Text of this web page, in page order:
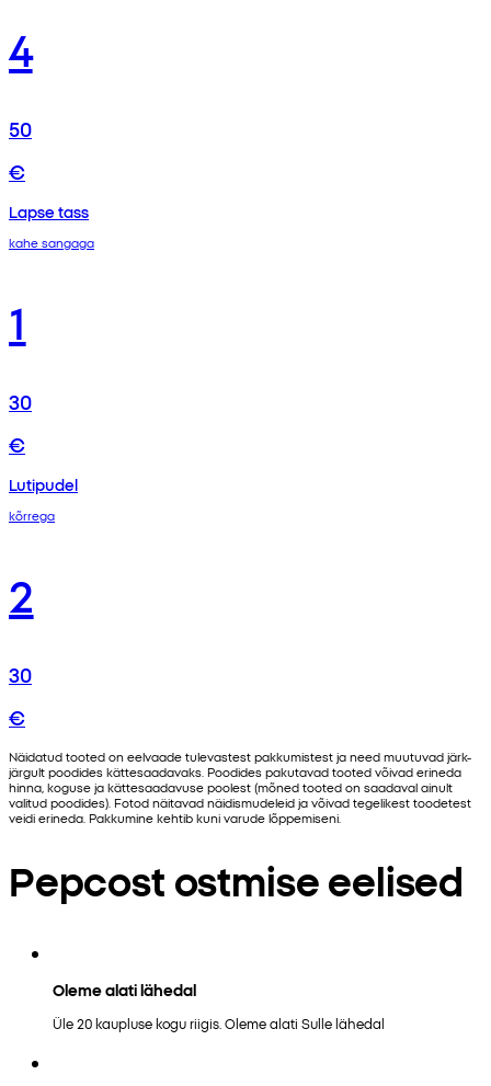
4
50
€
Lapse tass
kahe sangaga
1
30
€
Lutipudel
kõrrega
2
30
€
Näidatud tooted on eelvaade tulevastest pakkumistest ja need muutuvad järk-
järgult poodides kättesaadavaks. Poodides pakutavad tooted võivad erineda
hinna, koguse ja kättesaadavuse poolest (mõned tooted on saadaval ainult
valitud poodides). Fotod näitavad näidismudeleid ja võivad tegelikest toodetest
veidi erineda. Pakkumine kehtib kuni varude lõppemiseni.
Pepcost ostmise eelised
Oleme alati lähedal
Üle 20 kaupluse kogu riigis. Oleme alati Sulle lähedal